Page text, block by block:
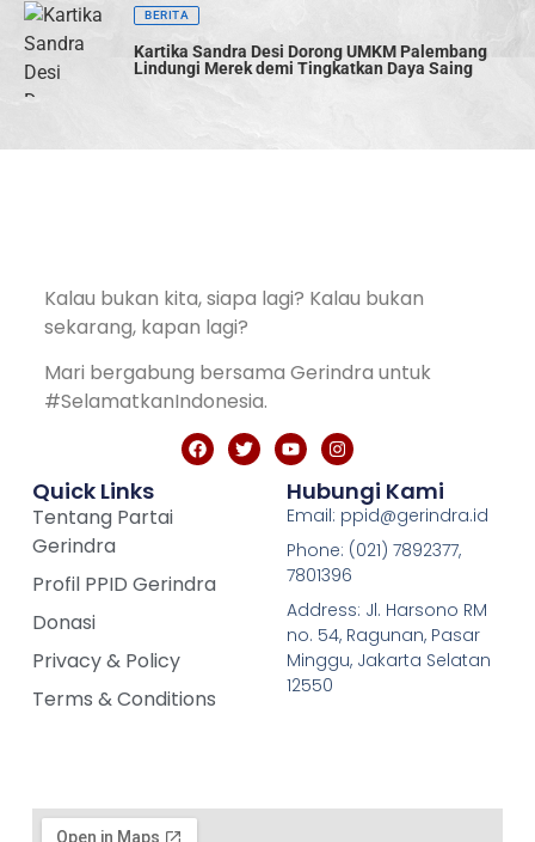
BERITA
Kartika Sandra Desi Dorong UMKM Palembang
Lindungi Merek demi Tingkatkan Daya Saing
Kalau bukan kita, siapa lagi? Kalau bukan
sekarang, kapan lagi?
Mari bergabung bersama Gerindra untuk
#SelamatkanIndonesia.
Quick Links
Tentang Partai
Gerindra
Profil PPID Gerindra
Donasi
Privacy & Policy
Terms & Conditions
Hubungi Kami
Email: ppid@gerindra.id
Phone: (021) 7892377,
7801396
Address: Jl. Harsono RM
no. 54, Ragunan, Pasar
Minggu, Jakarta Selatan
12550